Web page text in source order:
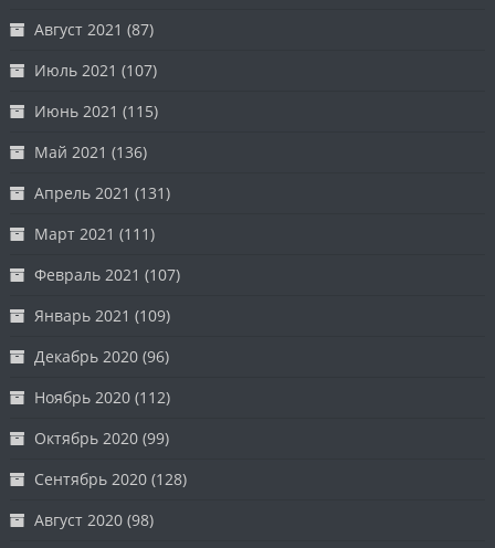
Август 2021 (87)
Июль 2021 (107)
Июнь 2021 (115)
Май 2021 (136)
Апрель 2021 (131)
Март 2021 (111)
Февраль 2021 (107)
Январь 2021 (109)
Декабрь 2020 (96)
Ноябрь 2020 (112)
Октябрь 2020 (99)
Сентябрь 2020 (128)
Август 2020 (98)